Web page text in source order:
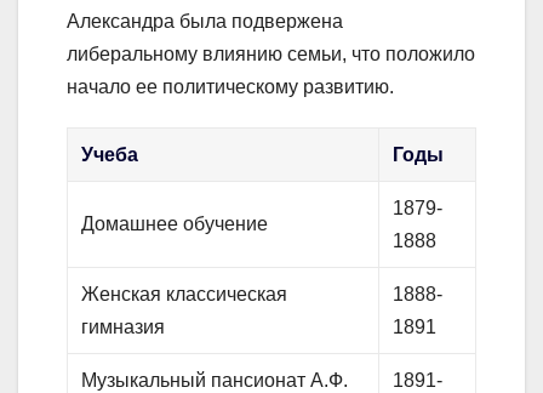
Александра была подвержена
либеральному влиянию семьи, что положило
начало ее политическому развитию.
Учеба Годы
Домашнее обучение
1879-
1888
Женская классическая
гимназия
1888-
1891
Музыкальный пансионат А.Ф. 1891-